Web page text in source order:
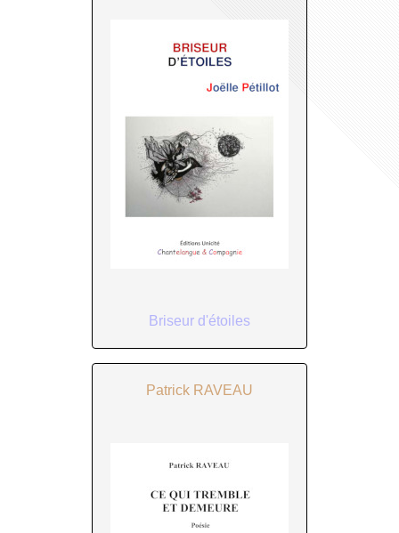
Briseur d'étoiles
Patrick RAVEAU